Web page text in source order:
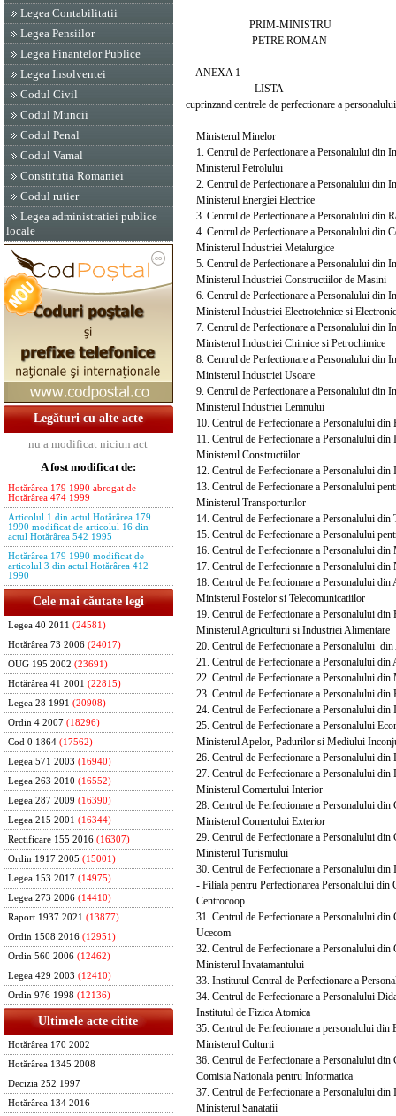
Legea Contabilitatii
Legea Pensiilor
Legea Finantelor Publice
Legea Insolventei
Codul Civil
Codul Muncii
Codul Penal
Codul Vamal
Constitutia Romaniei
Codul rutier
Legea administratiei publice
locale
Legături cu alte acte
nu a modificat niciun act
A fost modificat de:
Hotărârea 179 1990 abrogat de
Hotărârea 474 1999
Articolul 1 din actul Hotărârea 179
1990 modificat de articolul 16 din
actul Hotărârea 542 1995
Hotărârea 179 1990 modificat de
articolul 3 din actul Hotărârea 412
1990
Cele mai căutate legi
Legea 40 2011 (24581)
Hotărârea 73 2006 (24017)
OUG 195 2002 (23691)
Hotărârea 41 2001 (22815)
Legea 28 1991 (20908)
Ordin 4 2007 (18296)
Cod 0 1864 (17562)
Legea 571 2003 (16940)
Legea 263 2010 (16552)
Legea 287 2009 (16390)
Legea 215 2001 (16344)
Rectificare 155 2016 (16307)
Ordin 1917 2005 (15001)
Legea 153 2017 (14975)
Legea 273 2006 (14410)
Raport 1937 2021 (13877)
Ordin 1508 2016 (12951)
Ordin 560 2006 (12462)
Legea 429 2003 (12410)
Ordin 976 1998 (12136)
Ultimele acte citite
Hotărârea 170 2002
Hotărârea 1345 2008
Decizia 252 1997
Hotărârea 134 2016
PRIM-MINISTRU
PETRE ROMAN
ANEXA 1
LISTA
cuprinzand centrele de perfectionare a
Ministerul Minelor
1. Centrul de Perfectionare a Personalului din
Ministerul Petrolului
2. Centrul de Perfectionare a Personalului din
Ministerul Energiei Electrice
3. Centrul de Perfectionare a Personalului din
4. Centrul de Perfectionare a Personalului din
Ministerul Industriei Metalurgice
5. Centrul de Perfectionare a Personalului din
Ministerul Industriei Constructiilor de Masini
6. Centrul de Perfectionare a Personalului din
Ministerul Industriei Electrotehnice si
7. Centrul de Perfectionare a Personalului din
Ministerul Industriei Chimice si Petrochimice
8. Centrul de Perfectionare a Personalului din
Ministerul Industriei Usoare
9. Centrul de Perfectionare a Personalului din
Ministerul Industriei Lemnului
10. Centrul de Perfectionare a Personalului din
11. Centrul de Perfectionare a Personalului
Ministerul Constructiilor
12. Centrul de Perfectionare a Personalului
13. Centrul de Perfectionare a Personalului
Ministerul Transporturilor
14. Centrul de Perfectionare a Personalului
15. Centrul de Perfectionare a Personalului
16. Centrul de Perfectionare a Personalului din
17. Centrul de Perfectionare a Personalului din
18. Centrul de Perfectionare a Personalului din
Ministerul Postelor si Telecomunicatiilor
19. Centrul de Perfectionare a Personalului din
Ministerul Agriculturii si Industriei Alimentare
20. Centrul de Perfectionare a Personalului din
21. Centrul de Perfectionare a Personalului
22. Centrul de Perfectionare a Personalului
23. Centrul de Perfectionare a Personalului
24. Centrul de Perfectionare a Personalului din
25. Centrul de Perfectionare a Personalului
Ministerul Apelor, Padurilor si Mediului
26. Centrul de Perfectionare a Personalului
27. Centrul de Perfectionare a Personalului
Ministerul Comertului Interior
28. Centrul de Perfectionare a Personalului din
Ministerul Comertului Exterior
29. Centrul de Perfectionare a Personalului din
Ministerul Turismului
30. Centrul de Perfectionare a Personalului
- Filiala pentru Perfectionarea Personalului din
Centrocoop
31. Centrul de Perfectionare a Personalului din
Ucecom
32. Centrul de Perfectionare a Personalului din
Ministerul Invatamantului
33. Institutul Central de Perfectionare a
34. Centrul de Perfectionare a Personalului
Institutul de Fizica Atomica
35. Centrul de Perfectionare a personalului din
Ministerul Culturii
36. Centrul de Perfectionare a Personalului din
Comisia Nationala pentru Informatica
37. Centrul de Perfectionare a Personalului din
Ministerul Sanatatii